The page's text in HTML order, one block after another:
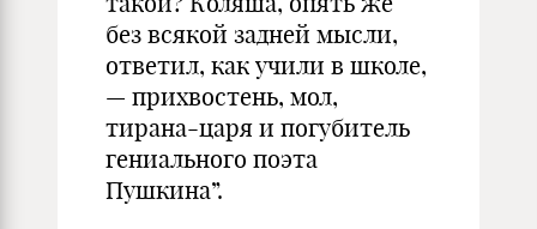
без всякой задней мысли,
ответил, как учили в школе,
— прихвостень, мол,
тирана-царя и погубитель
гениального поэта
Пушкина”.